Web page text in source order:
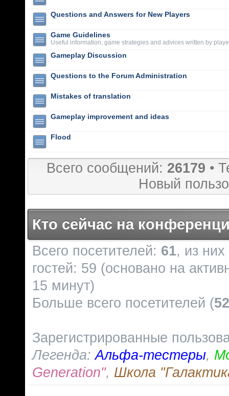
Questions and Answers for New Players
Game Guidelines
Useful information, game strategies and advices written by
Gameplay Discussion
Questions to the Forum Administration
Mistakes of translation
Gameplay improvement and ideas
Flood
Всего сообщений: 26179 •
Новый
Кто сейчас на
Всего посетителей: 61, из
гостей: 59 (основано на
15 минут)
Больше всего посетителей (
Зарегистрированные
Легенда:Альфа-тестеры,
Generation", Школа